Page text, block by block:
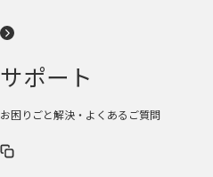
サポート
お困りごと解決・よくあるご質問